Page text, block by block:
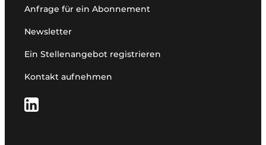
Anfrage für ein Abonnement
Newsletter
Ein Stellenangebot registrieren
Kontakt aufnehmen